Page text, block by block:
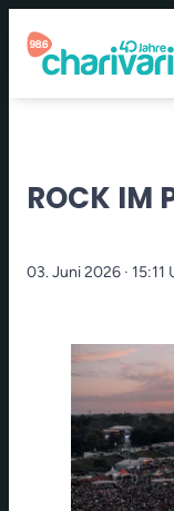
ROCK IM
03. Juni 2026 · 15:11